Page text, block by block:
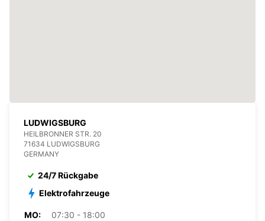
LUDWIGSBURG
HEILBRONNER STR. 20
71634 LUDWIGSBURG
GERMANY
24/7 Rückgabe
Elektrofahrzeuge
MO:
07:30 - 18:00